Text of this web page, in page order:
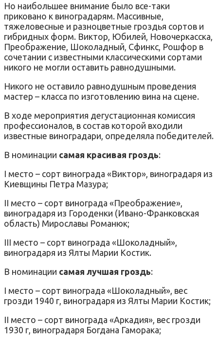
Но наибольшее внимание было все-таки
приковано к виноградарям. Массивные,
тяжеловесные и разноцветные гроздья сортов и
гибридных форм. Виктор, Юбилей, Новочеркасска,
Преображение, Шоколадный, Сфинкс, Рошфор в
сочетании с известными классическими сортами
никого не могли оставить равнодушными.
Никого не оставило равнодушным проведения
мастер – класса по изготовлению вина на сцене.
В ходе мероприятия дегустационная комиссия
профессионалов, в состав которой входили
известные виноградари, определяла победителей.
В номинации самая красивая гроздь:
I место – сорт винограда «Виктор», виноградаря из
Киевщины Петра Мазура;
II место – сорт винограда «Преображение»,
виноградаря из Городенки (Ивано-Франковская
область) Мирославы Романюк;
III место – сорт винограда «Шоколадный»,
виноградаря из Ялты Марии Костик.
В номинации самая лучшая гроздь:
I место – сорт винограда «Шоколадный», вес
грозди 1940 г, виноградаря из Ялты Марии Костик;
II место – сорт винограда «Аркадия», вес грозди
1930 г, виноградаря Богдана Гаморака;